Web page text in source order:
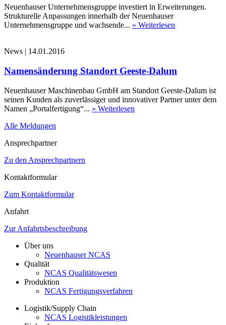
Neuenhauser Unternehmensgruppe investiert in Erweiterungen.
Strukturelle Anpassungen innerhalb der Neuenhauser
Unternehmensgruppe und wachsende... » Weiterlesen
News | 14.01.2016
Namensänderung Standort Geeste-Dalum
Neuenhauser Maschinenbau GmbH am Standort Geeste-Dalum ist
seinen Kunden als zuverlässiger und innovativer Partner unter dem
Namen „Portalfertigung“... » Weiterlesen
Alle Meldungen
Ansprechpartner
Zu den Ansprechpartnern
Kontaktformular
Zum Kontaktformular
Anfahrt
Zur Anfahrtsbeschreibung
Über uns
Neuenhauser NCAS
Qualität
NCAS Qualitätswesen
Produktion
NCAS Fertigungsverfahren
Logistik/Supply Chain
NCAS Logistikleistungen